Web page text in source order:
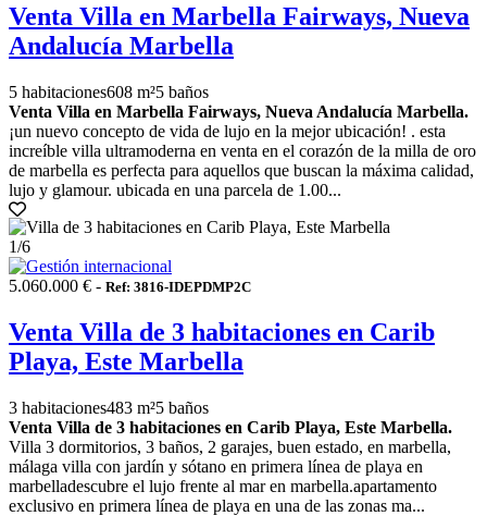
Venta Villa en Marbella Fairways, Nueva
Andalucía Marbella
5 habitaciones608 m²5 baños
Venta Villa en Marbella Fairways, Nueva Andalucía Marbella.
¡un nuevo concepto de vida de lujo en la mejor ubicación! . esta
increíble villa ultramoderna en venta en el corazón de la milla de oro
de marbella es perfecta para aquellos que buscan la máxima calidad,
lujo y glamour. ubicada en una parcela de 1.00...
1/6
5.060.000 € - Ref: 3816-IDEPDMP2C
Venta Villa de 3 habitaciones en Carib
Playa, Este Marbella
3 habitaciones483 m²5 baños
Venta Villa de 3 habitaciones en Carib Playa, Este Marbella.
Villa 3 dormitorios, 3 baños, 2 garajes, buen estado, en marbella,
málaga villa con jardín y sótano en primera línea de playa en
marbelladescubre el lujo frente al mar en marbella.apartamento
exclusivo en primera línea de playa en una de las zonas ma...